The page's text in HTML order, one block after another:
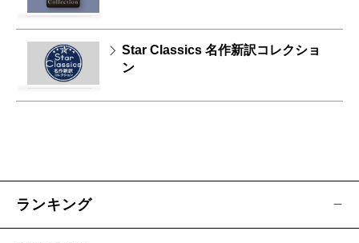
Star Classics 名作新訳コレクショ
ン
ランキング